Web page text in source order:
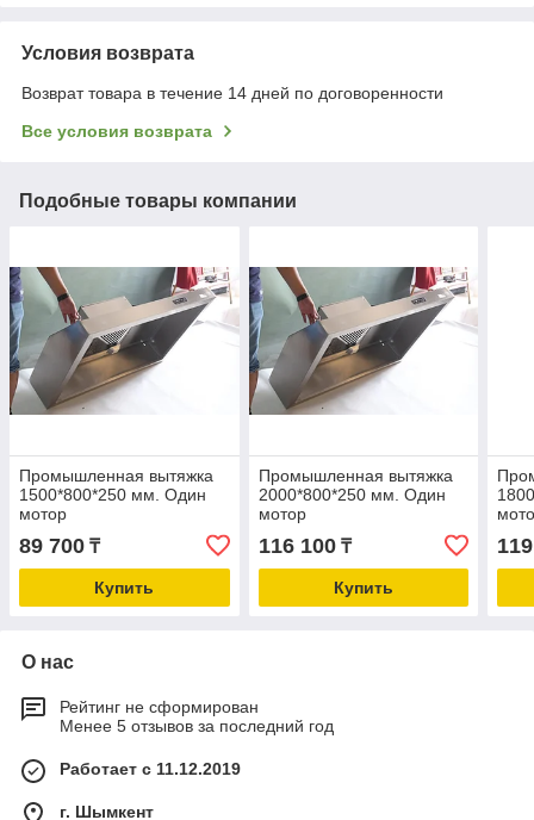
Условия возврата
Возврат товара в течение 14 дней по договоренности
Все условия возврата
Подобные товары компании
Промышленная вытяжка
1500*800*250 мм. Один
мотор
89 700 ₸
Купить
Промышленная вытяжка
2000*800*250 мм. Один
мотор
116 100₸
Купить
О нас
Рейтинг не сформирован
Менее 5 отзывов за последний год
Работает с 11.12.2019
г. Шымкент